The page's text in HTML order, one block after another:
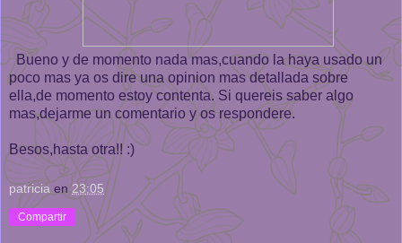
Bueno y de momento nada mas,cuando la haya usado un
poco mas ya os dire una opinion mas detallada sobre
ella,de momento estoy contenta. Si quereis saber algo
mas,dejarme un comentario y os respondere.
Besos,hasta otra!! :)
patricia en23:05
Compartir